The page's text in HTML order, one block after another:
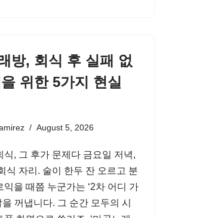
방, 회식 후 실패 없
위한 5가지 현실
August 5, 2026
식, 그 후가 문제다 금요일 저녁,
식 자리. 술이 한두 잔 오르고 분
익을 때쯤 누군가는 ‘2차 어디 가
을 꺼냅니다. 그 순간 모두의 시